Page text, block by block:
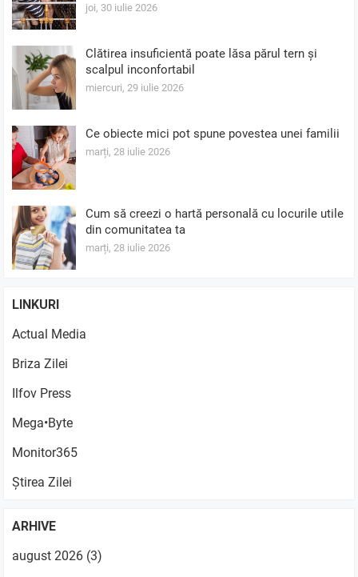
joi, 30 iulie 2026
Clătirea insuficientă poate lăsa părul tern și
scalpul inconfortabil
miercuri, 29 iulie 2026
Ce obiecte mici pot spune povestea unei familii
marți, 28 iulie 2026
Cum să creezi o hartă personală cu locurile utile
din comunitatea ta
marți, 28 iulie 2026
LINKURI
Actual Media
Briza Zilei
Ilfov Press
Mega•Byte
Monitor365
Știrea Zilei
ARHIVE
august 2026 (3)